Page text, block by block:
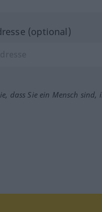
(optional)
dass Sie ein Mensch sind,